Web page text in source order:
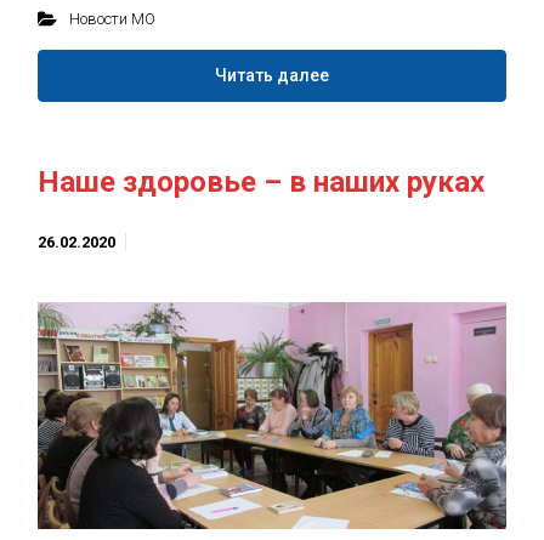
Новости МО
Читать далее
Наше здоровье – в наших руках
26.02.2020